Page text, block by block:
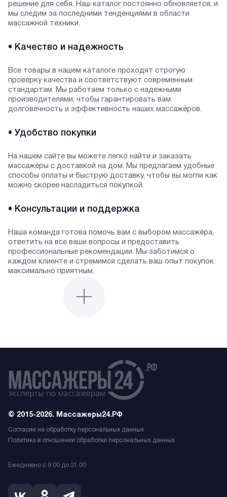
решение для себя. Наш каталог постоянно обновляется, и
мы следим за последними тенденциями в области
массажной техники.
• Качество и надежность
Все товары в нашем каталоге проходят строгую
проверку качества и соответствуют современным
стандартам. Мы работаем только с надежными
производителями, чтобы гарантировать вам
долговечность и эффективность наших массажёров.
• Удобство покупки
На нашем сайте вы можете легко найти и заказать
массажёры с доставкой на дом. Мы предлагаем удобные
способы оплаты и быструю доставку, чтобы вы могли как
можно скорее насладиться покупкой.
• Консультации и поддержка
Наша команда готова помочь вам с выбором массажёра,
ответить на все ваши вопросы и предоставить
профессиональные рекомендации. Мы заботимся о
каждом клиенте и стремимся сделать ваш опыт покупок
максимально приятным.
© 2015-2026. Массажеры24.РФ
Согласие на обработку персональных данных
Политика в отношении обработки персональных данных
Ежедневно с 9.00 до 21.00